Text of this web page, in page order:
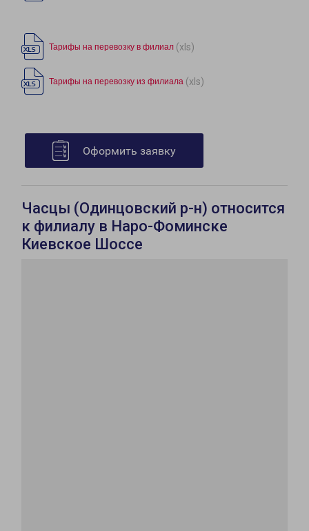
Тарифы на перевозку в филиал (xls)
Тарифы на перевозку из филиала (xls)
Оформить заявку
Часцы (Одинцовский р-н) относится
к филиалу в Наро-Фоминске
Киевское Шоссе